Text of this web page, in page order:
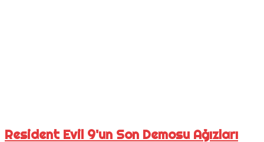
Resident Evil 9'un Son Demosu Ağızları